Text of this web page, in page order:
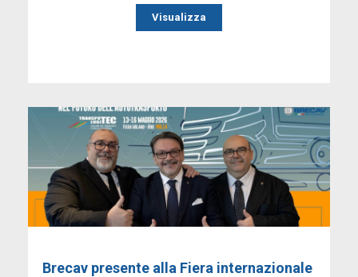
Visualizza
Brecav presente alla Fiera internazionale